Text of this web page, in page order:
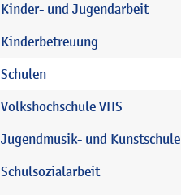
Kinder- und Jugendarbeit
Kinderbetreuung
Schulen
Volkshochschule VHS
Jugendmusik- und Kunstschule
Schulsozialarbeit